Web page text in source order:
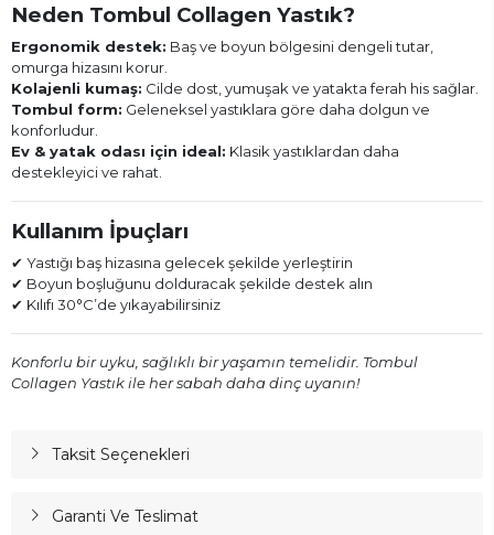
Neden Tombul Collagen Yastık?
Ergonomik destek: Baş ve boyun bölgesini dengeli tutar,
omurga hizasını korur.
Kolajenli kumaş: Cilde dost, yumuşak ve yatakta ferah his sağlar.
Tombul form: Geleneksel yastıklara göre daha dolgun ve
konforludur.
Ev & yatak odası için ideal: Klasik yastıklardan daha
destekleyici ve rahat.
Kullanım İpuçları
✔ Yastığı baş hizasına gelecek şekilde yerleştirin
✔ Boyun boşluğunu dolduracak şekilde destek alın
✔ Kılıfı 30°C’de yıkayabilirsiniz
Konforlu bir uyku, sağlıklı bir yaşamın temelidir. Tombul
Collagen Yastık ile her sabah daha dinç uyanın!
Taksit Seçenekleri
Garanti Ve Teslimat